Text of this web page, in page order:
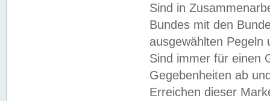
Sind in
Bundes mit den
ausgewählten
Sind immer für einen
Gegebenheiten ab
Erreichen dieser